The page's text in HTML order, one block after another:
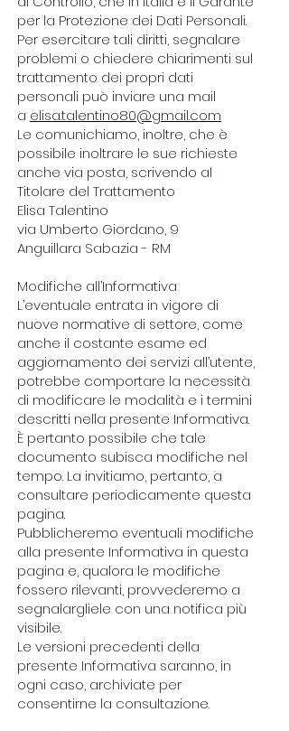
per la Protezione dei Dati Personali.
Per esercitare tali diritti, segnalare
problemi o chiedere chiarimenti sul
trattamento dei propri dati
personali può inviare una mail
a elisa.talentino80@gmail.com
Le comunichiamo, inoltre, che è
possibile inoltrare le sue richieste
anche via posta, scrivendo al
Titolare del Trattamento
Elisa Talentino
via Umberto Giordano, 9
Anguillara Sabazia - RM
Modifiche all’Informativa
L’eventuale entrata in vigore di
nuove normative di settore, come
anche il costante esame ed
aggiornamento dei servizi all’utente,
potrebbe comportare la necessità
di modificare le modalità e i termini
descritti nella presente Informativa.
È pertanto possibile che tale
documento subisca modifiche nel
tempo. La invitiamo, pertanto, a
consultare periodicamente questa
pagina.
Pubblicheremo eventuali modifiche
alla presente Informativa in questa
pagina e, qualora le modifiche
fossero rilevanti, provvederemo a
segnalargliele con una notifica più
visibile.
Le versioni precedenti della
presente Informativa saranno, in
ogni caso, archiviate per
consentirne la consultazione.